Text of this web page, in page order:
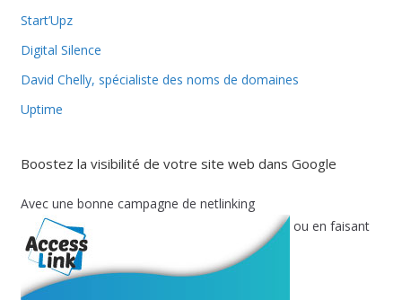
Start’Upz
Digital Silence
David Chelly, spécialiste des noms de domaines
Uptime
Boostez la visibilité de votre site web dans Google
Avec une bonne campagne de netlinking
ou en faisant